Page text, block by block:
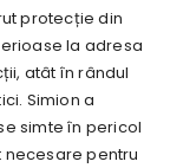
protecție din
la adresa
atât în rândul
Simion a
simte în pericol
necesare pentru